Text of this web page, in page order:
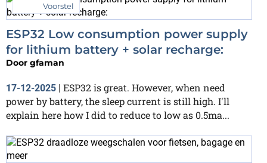
Voorstel
ESP32 Low consumption power supply
for lithium battery + solar recharge:
Door gfaman
17-12-2025 | ESP32 is great. However, when need
power by battery, the sleep current is still high. I'll
explain here how I did to reduce to low as 0.5ma...